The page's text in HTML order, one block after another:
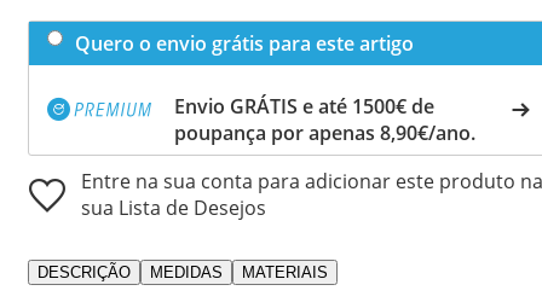
Quero o envio grátis para este artigo
Envio GRÁTIS e até 1500€ de
poupança por apenas 8,90€/ano.
Entre na sua conta para adicionar este produto na
sua Lista de Desejos
DESCRIÇÃO MEDIDAS MATERIAIS